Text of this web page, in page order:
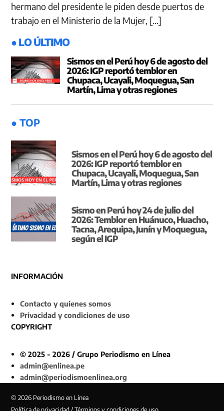
hermano del presidente le piden desde puertos de
trabajo en el Ministerio de la Mujer, […]
● LO ÚLTIMO
Sismos en el Perú hoy 6 de agosto del
2026: IGP reportó temblor en
Chupaca, Ucayali, Moquegua, San
Martín, Lima y otras regiones
● TOP
Sismos en el Perú hoy 6 de agosto del
2026: IGP reportó temblor en
Chupaca, Ucayali, Moquegua, San
Martín, Lima y otras regiones
Sismo en Perú hoy 24 de julio del
2026: Temblor en Huánuco, Huacho,
Tacna, Arequipa, Junín y Moquegua,
según el IGP
INFORMACIÓN
Contacto y quienes somos
Privacidad y condiciones de uso
COPYRIGHT
© 2025 - 2026 / Grupo Periodismo en Línea
admin@enlinea.pe
admin@periodismoenlinea.org
© 2026 Periodismo en Línea